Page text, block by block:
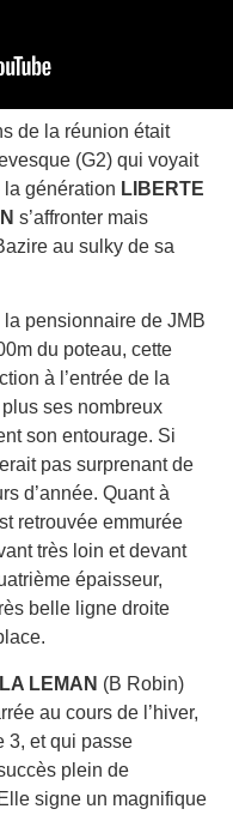
de la réunion était
(G2) qui voyait
génération LIBERTE
s’affronter mais
au sulky de sa
pensionnaire de JMB
du poteau, cette
à l’entrée de la
ses nombreux
son entourage. Si
pas surprenant de
d’année. Quant à
retrouvée emmurée
très loin et devant
épaisseur,
belle ligne droite
LEMAN (B Robin)
au cours de l’hiver,
3, et qui passe
plein de
signe un magnifique